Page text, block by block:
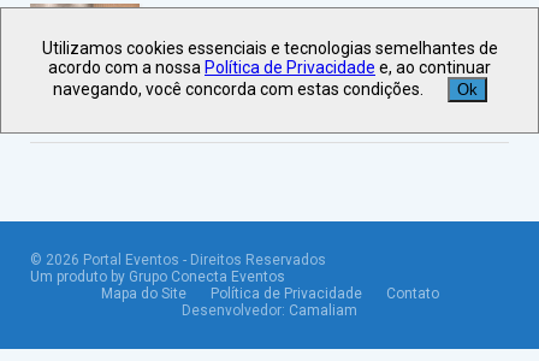
UBRAFE e ABRACE firmam parceria para
fortalecer feiras e eventos
Últimas Notícias
© 2026 Portal Eventos - Direitos Reservados
Um produto by Grupo Conecta Eventos
Mapa do Site
Política de Privacidade
Contato
Desenvolvedor: Camaliam
Utilizamos cookies essenciais e tecnologias semelhantes de
acordo com a nossa Política de Privacidade e, ao continuar
navegando, você concorda com estas condições.
Ok